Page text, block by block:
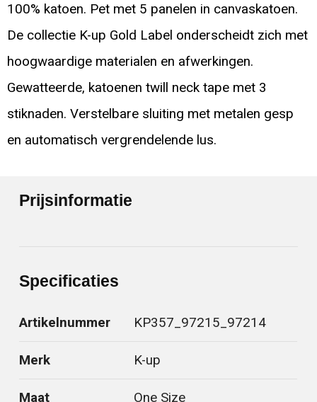
100% katoen. Pet met 5 panelen in canvaskatoen.
De collectie K-up Gold Label onderscheidt zich met
hoogwaardige materialen en afwerkingen.
Gewatteerde, katoenen twill neck tape met 3
stiknaden. Verstelbare sluiting met metalen gesp
en automatisch vergrendelende lus.
Prijsinformatie
Specificaties
Artikelnummer KP357_97215_97214
Merk K-up
Maat One Size